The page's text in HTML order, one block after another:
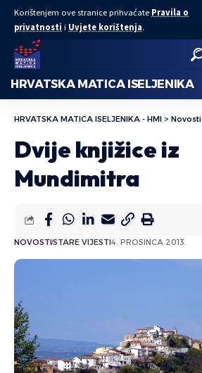
Korištenjem ove stranice prihvaćate Pravila o
privatnosti i Uvjete korištenja.
HRVATSKA MATICA ISELJENIKA
HRVATSKA MATICA ISELJENIKA - HMI > Novosti
Dvije knjižice iz
Mundimitra
NOVOSTISTARE VIJESTI4. PROSINCA 2013.